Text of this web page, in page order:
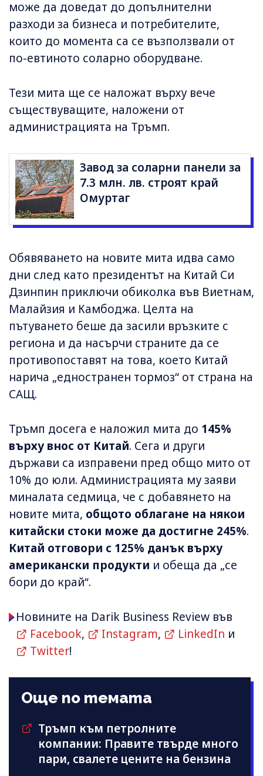
може да доведат до допълнителни
разходи за бизнеса и потребителите,
които до момента са се възползвали от
по-евтиното соларно оборудване.
Тези мита ще се наложат върху вече
съществуващите, наложени от
администрацията на Тръмп.
Завод за соларни панели за
7.3 млн. лв. строят край
Омуртаг
Обявяването на новите мита идва само
дни след като президентът на Китай Си
Дзинпин приключи обиколка във Виетнам,
Малайзия и Камбоджа. Целта на
пътуването беше да засили връзките с
региона и да насърчи страните да се
противопоставят на това, което Китай
нарича „едностранен тормоз“ от страна на
САЩ.
Тръмп досега е наложил мита до 145%
върху внос от Китай. Сега и други
държави са изправени пред общо мито от
10% до юли. Администрацията му заяви
миналата седмица, че с добавянето на
новите мита, общото облагане на някои
китайски стоки може да достигне 245%.
Китай отговори с 125% данък върху
американски продукти и обеща да „се
бори до край“.
Новините на Darik Business Review във
Facebook, Instagram, LinkedIn и
Twitter!
Още по темата
Тръмп към петролните
компании: Правите твърде много
пари, свалете цените на бензина